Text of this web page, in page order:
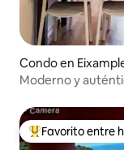
Condo en
Moderno y
Favorito entre
Favorito entre